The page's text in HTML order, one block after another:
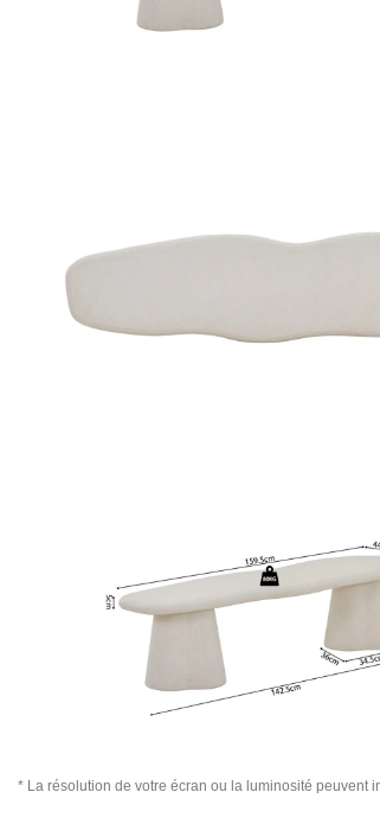
* La résolution de votre écran ou la luminosité peuvent